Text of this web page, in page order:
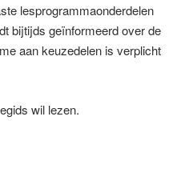
lesprogrammaonderdelen
bijtijds geïnformeerd over de
aan keuzedelen is verplicht
wil lezen.